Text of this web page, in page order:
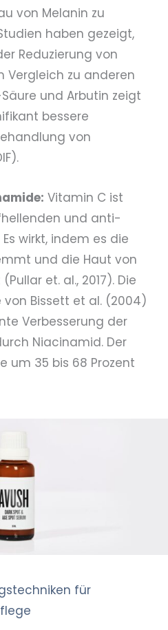
von Melanin zu
haben gezeigt,
Reduzierung von
Vergleich zu anderen
und Arbutin zeigt
bessere
von
Vitamin C ist
und anti-
wirkt, indem es die
und die Haut von
et. al., 2017). Die
von Bissett et al. (2004)
Verbesserung der
Niacinamid. Der
um 35 bis 68 Prozent
für